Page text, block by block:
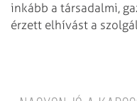
inkább a társadalmi,
érzett elhívást a